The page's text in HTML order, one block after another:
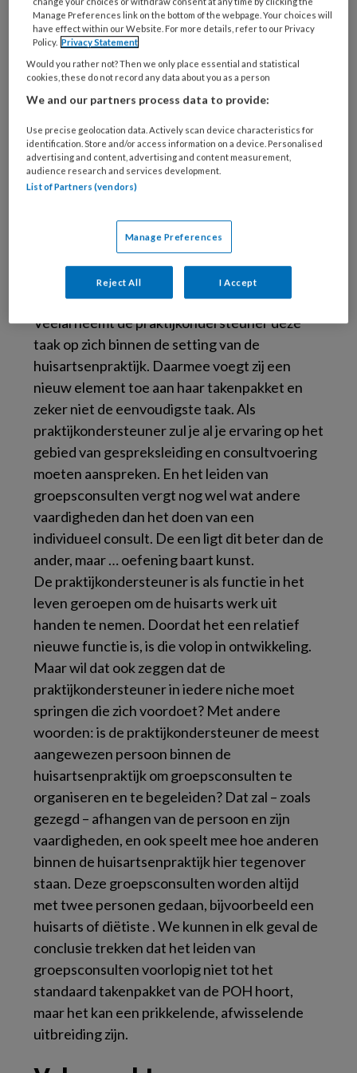
Stafleu van Loghum in Amsterdam bezocht,
maakte met het fenomeen groepsconsulten al
kennis door de lezing van Ed Westra. Op een
GMC gaan acht tot twaalf patiënten
gezamenlijk naar de dokter voor een consult.
De arts bespreekt met de patiënten één voor
één hun ziekteverloop en beantwoordt
vragen. De andere patiënten kunnen hiervan
leren en kunnen reageren door een tip te
tijdens zo’n groepsconsult is de aanwezigheid
van een gespreksleider. Hij/zij moet de zaak in
goede banen leiden en zorgen dat het
gezamenlijk consult gestructureerd verloopt.
Veelal neemt de praktijkondersteuner deze
taak op zich binnen de setting van de
huisartsenpraktijk. Daarmee voegt zij een
nieuw element toe aan haar takenpakket en
zeker niet de eenvoudigste taak. Als
praktijkondersteuner zul je al je ervaring op het
gebied van gespreksleiding en consultvoering
moeten aanspreken. En het leiden van
groepsconsulten vergt nog wel wat andere
vaardigheden dan het doen van een
individueel consult. De een ligt dit beter dan de
ander, maar … oefening baart kunst.
De praktijkondersteuner is als functie in het
leven geroepen om de huisarts werk uit
handen te nemen. Doordat het een relatief
nieuwe functie is, is die volop in ontwikkeling.
Maar wil dat ook zeggen dat de
praktijkondersteuner in iedere niche moet
springen die zich voordoet? Met andere
woorden: is de praktijkondersteuner de meest
aangewezen persoon binnen de
huisartsenpraktijk om groepsconsulten te
organiseren en te begeleiden? Dat zal – zoals
gezegd – afhangen van de persoon en zijn
vaardigheden, en ook speelt mee hoe anderen
binnen de huisartsenpraktijk hier tegenover
staan. Deze groepsconsulten worden altijd
met twee personen gedaan, bijvoorbeeld een
huisarts of diëtiste . We kunnen in elk geval de
conclusie trekken dat het leiden van
groepsconsulten voorlopig niet tot het
standaard takenpakket van de POH hoort,
maar het kan een prikkelende, afwisselende
uitbreiding zijn.
Manage Preferences link on the bottom of the webpage. Your choices will
have effect within our Website. For more details, refer to our Privacy
Policy. Privacy Statement
Would you rather not? Then we only place essential and statistical
cookies, these do not record any data about you as a person
We and our partners process data to provide:
Use precise geolocation data. Actively scan device characteristics for
identification. Store and/or access information on a device. Personalised
advertising and content, advertising and content measurement,
audience research and services development.
List of Partners (vendors)
Manage Preferences
Reject All I Accept